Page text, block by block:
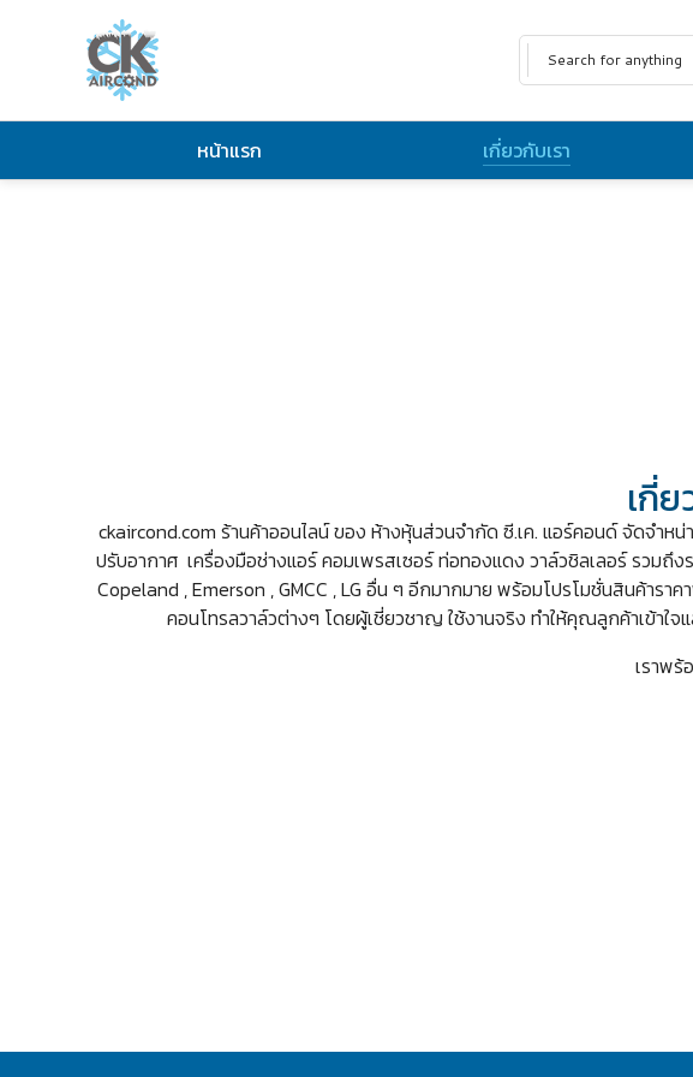
หน้าแรก เกี่ยวกับเรา
เกี่
ckaircond.com ร้านค้าออนไลน์ ของ ห้างหุ้นส่วนจำกัด ซี.เค. แอร์คอนด์ จัดจำห
ปรับอากาศ เครื่องมือช่างแอร์ คอมเพรสเซอร์ ท่อทองแดง วาล์วชิลเลอร์ รวม
Copeland , Emerson , GMCC , LG อื่น ๆ อีกมากมาย พร้อมโปรโมชั่นสินค้าร
คอนโทรลวาล์วต่างๆ โดยผู้เชี่ยวชาญ ใช้งานจริง ทำให้คุณลูกค้าเข้าใจ
เราพร้